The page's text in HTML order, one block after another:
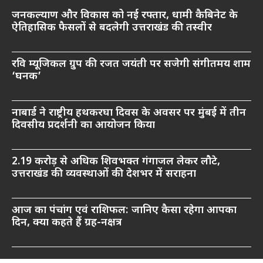
जनकल्याण और विकास को नई रफ्तार, धामी कैबिनेट के
ऐतिहासिक फैसलों से बदलेगी उत्तराखंड की तस्वीर
रवि म्यूजिकल ग्रुप की रजत जयंती पर सजेगी संगीतमय शाम
‘घनक’
नाबार्ड ने राष्ट्रीय हथकरघा दिवस के अवसर पर मुंबई में तीन
दिवसीय प्रदर्शनी का आयोजन किया
2.19 करोड़ से अधिक शिवभक्त गंगाजल लेकर लौटे,
उत्तराखंड की व्यवस्थाओं की देशभर में सराहना
आज का पंचांग एवं राशिफल: जानिए कैसा रहेगा आपका
दिन, क्या कहते हैं ग्रह-नक्षत्र